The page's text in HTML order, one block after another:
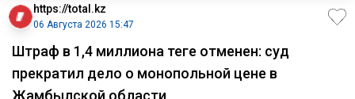
https://total.kz
06 Августа 2026 15:47
Штраф в 1,4 миллиона теңге отменен: суд
прекратил дело о монопольной цене в